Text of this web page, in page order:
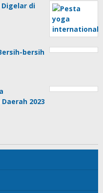
di
bersih
2023